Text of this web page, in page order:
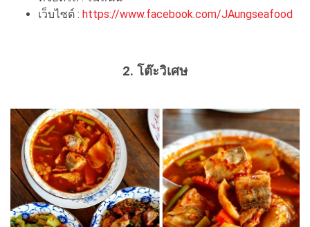
เว็บไซต์ : https://www.facebook.com/JAungseafood
2. โต๊ะวิเศษ